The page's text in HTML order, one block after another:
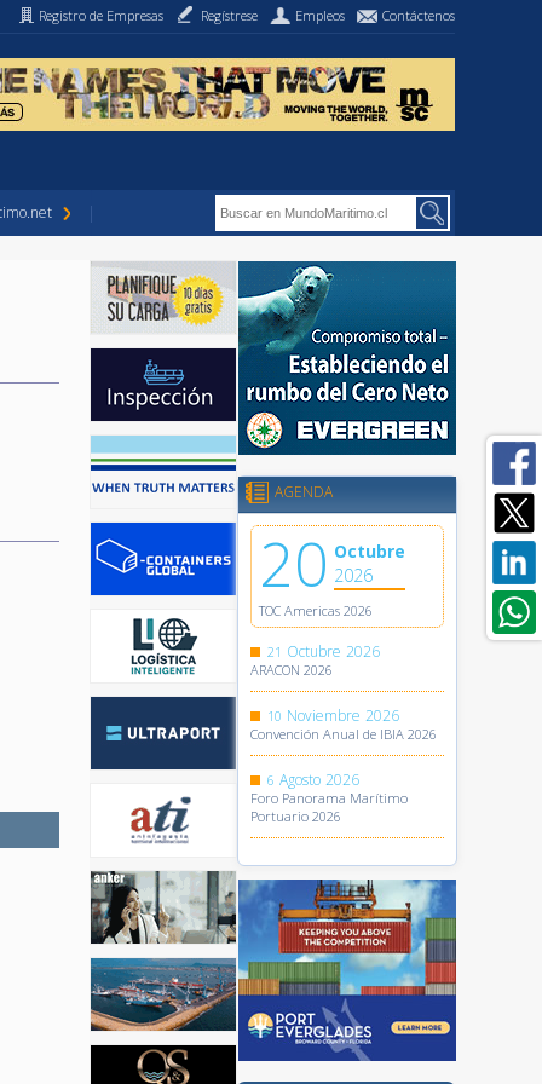
Registro de Empresas Regístrese Empleos Contáctenos
AGENDA
20 Octubre
2026
TOC Americas 2026
21 Octubre 2026
ARACON 2026
10 Noviembre 2026
Convención Anual de IBIA 2026
6 Agosto 2026
Foro Panorama Marítimo
Portuario 2026